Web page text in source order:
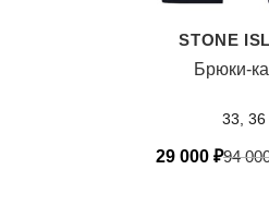
STONE
Брюки-
33, 36
29 000 ₽94